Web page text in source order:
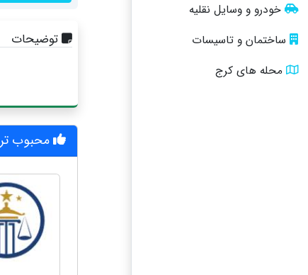
خودرو و وسایل نقلیه
ساختمان و تاسیسات
محله های کرج
توضیحات
محبوب